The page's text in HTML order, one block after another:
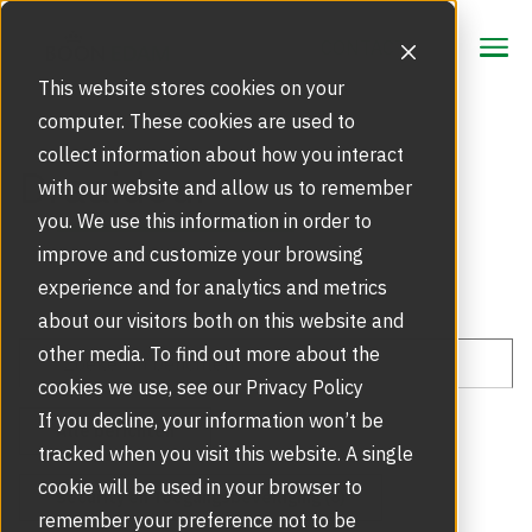
This website stores cookies on your
computer. These cookies are used to
collect information about how you interact
with our website and allow us to remember
you. We use this information in order to
improve and customize your browsing
experience and for analytics and metrics
about our visitors both on this website and
other media. To find out more about the
cookies we use, see our Privacy Policy
If you decline, your information won’t be
tracked when you visit this website. A single
cookie will be used in your browser to
remember your preference not to be
CONTACT
CONTACT
Oplossingen
Beveiligingsoplossingen
Gezichtsherkenning
Marktsegmenten
The Power of Two
Producten
Draaideuren | Tourniquetdeuren
Schuifdeuren | Deuropeners
Service
Meld storing of glasbreuk
Glasservice bij glasschade
Servicecontract automatische deuren
Inspiratie
Inspiratie | Referentieprojecten
Over ons
Ons Verhaal
Draaideur
Alle berichten
Security en Toegangsbeveiliging (6)